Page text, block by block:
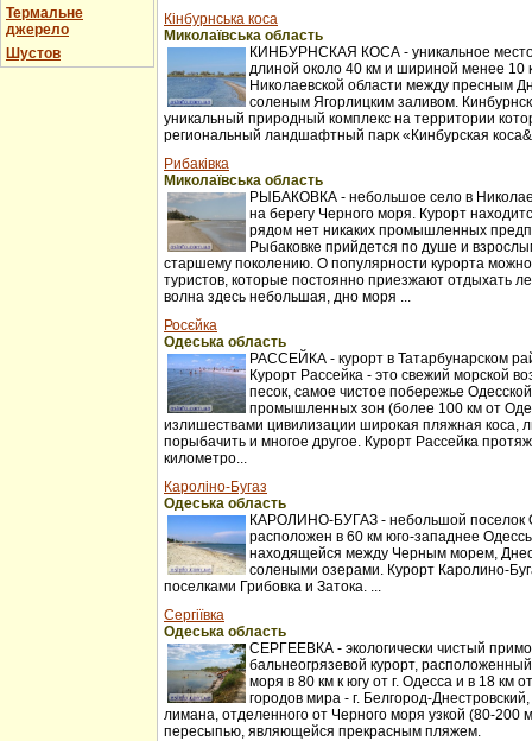
Термальне
джерело
Шустов
Кінбурнська коса
Миколаївська область
КИНБУРНСКАЯ КОСА - уникальное
длиной около 40 км и шириной менее 10
Николаевской области между пресным
соленым Ягорлицким заливом.
уникальный природный комплекс на территории
региональный ландшафтный парк «Кинбурская
Рибаківка
Миколаївська область
РЫБАКОВКА - небольшое село в
на берегу Черного моря. Курорт
рядом нет никаких промышленных
Рыбаковке прийдется по душе и
старшему поколению. О популярности курорта
туристов, которые постоянно приезжают отдыхать
волна здесь небольшая, дно моря ...
Росєйка
Одеська область
РАССЕЙКА - курорт в Татарбунарском
Курорт Рассейка - это свежий морской
песок, самое чистое побережье
промышленных зон (более 100 км от
излишествами цивилизации широкая пляжная коса,
порыбачить и многое другое. Курорт Рассейка
километро...
Кароліно-Бугаз
Одеська область
КАРОЛИНО-БУГАЗ - небольшой поселок
расположен в 60 км юго-западнее
находящейся между Черным морем,
солеными озерами. Курорт Каролино-
поселками Грибовка и Затока. ...
Сергіївка
Одеська область
СЕРГЕЕВКА - экологически чистый
бальнеогрязевой курорт,
моря в 80 км к югу от г. Одесса и в 18 км
городов мира - г. Белгород-
лимана, отделенного от Черного моря узкой (80-200
пересыпью, являющейся прекрасным пляжем.